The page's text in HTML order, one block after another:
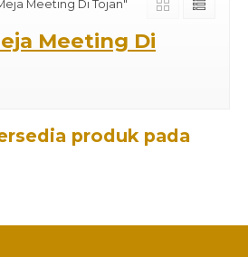
Meeting Di Tojan"
Meeting Di
produk pada